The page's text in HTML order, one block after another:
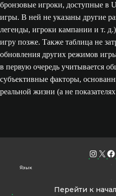
бронзовые игроки, доступные в
игры. В ней не указаны другие
легенды, игроки кампании и т.
игру позже. Также таблица не
обновления других режимов
в первую очередь учитывается
субъективные факторы,
реальной жизни (а не
Язык
Перейти к